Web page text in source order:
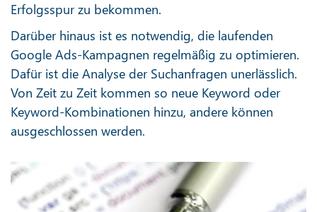
Erfolgsspur zu bekommen.
Darüber hinaus ist es notwendig, die laufenden
Google Ads-Kampagnen regelmäßig zu optimieren.
Dafür ist die Analyse der Suchanfragen unerlässlich.
Von Zeit zu Zeit kommen so neue Keyword oder
Keyword-Kombinationen hinzu, andere können
ausgeschlossen werden.